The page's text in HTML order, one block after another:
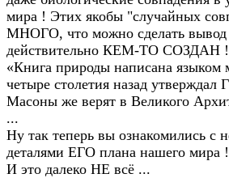
мира ! Этих якобы "случайных
МНОГО, что можно сделать
действительно КЕМ-ТО СОЗДАН
«Книга природы написана языком
четыре столетия назад утверждал
Масоны же верят в Великого
...
Ну так теперь вы ознакомились с
деталями ЕГО плана нашего мира !
И это далеко НЕ всё ...